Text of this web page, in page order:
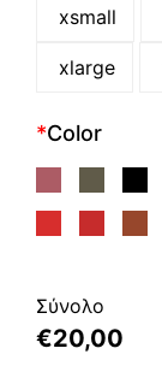
xsmall
xlarge
*Color
Σύνολο
€20,00